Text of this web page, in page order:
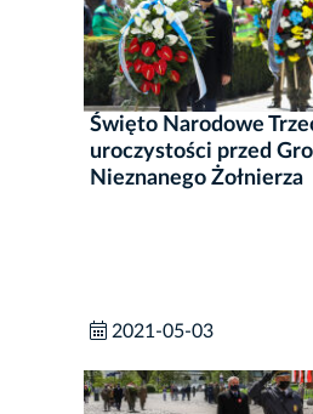
Święto Narodowe
uroczystości przed
Nieznanego Żołnierza
2021-05-03